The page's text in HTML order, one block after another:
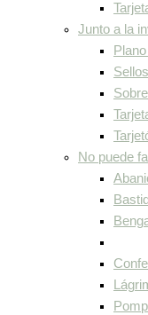
Junto a la
No puede